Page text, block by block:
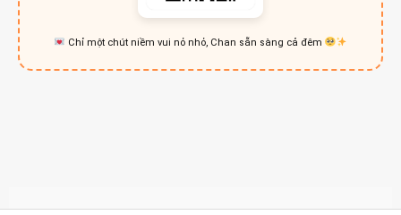
Chỉ một chút niềm vui nỏ nhỏ, Chan sẵn sàng cả đêm